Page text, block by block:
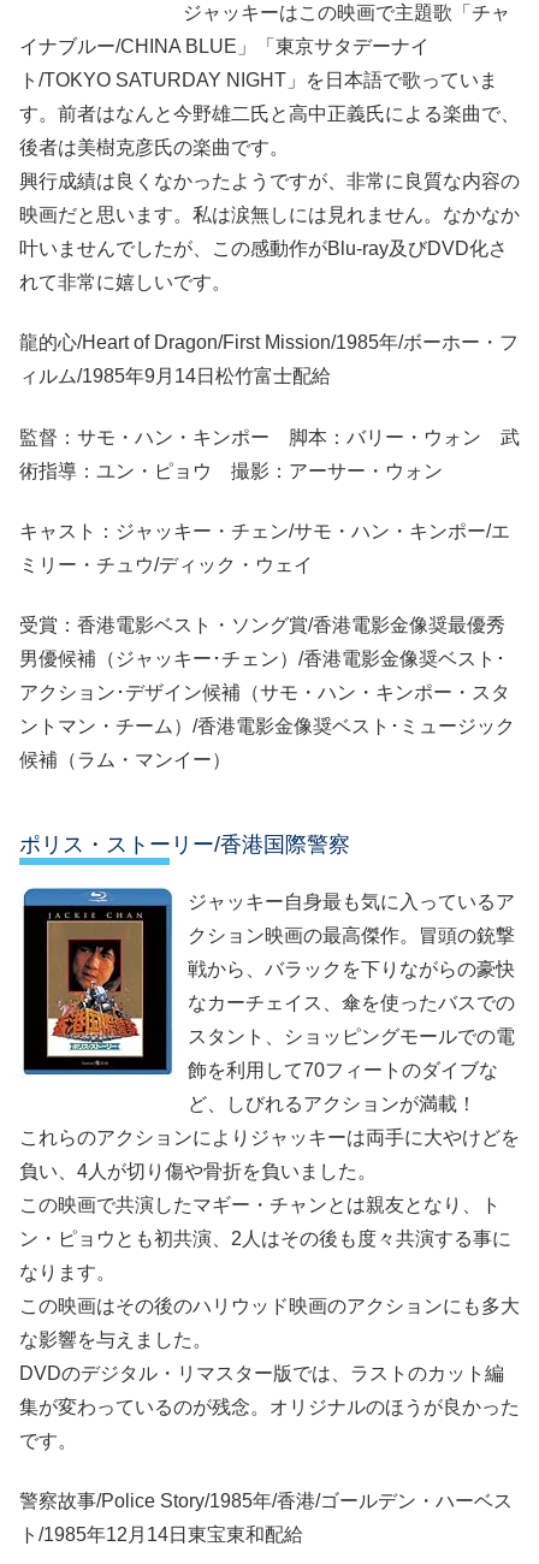
ジャッキーはこの映画で主題歌「チャ
イナブルー/CHINA BLUE」「東京サタデーナイ
ト/TOKYO SATURDAY NIGHT」を日本語で歌っていま
す。前者はなんと今野雄二氏と高中正義氏による楽曲で、
後者は美樹克彦氏の楽曲です。
興行成績は良くなかったようですが、非常に良質な内容の
映画だと思います。私は涙無しには見れません。なかなか
叶いませんでしたが、この感動作がBlu-ray及びDVD化さ
れて非常に嬉しいです。
龍的心/Heart of Dragon/First Mission/1985年/ボーホー・フ
ィルム/1985年9月14日松竹富士配給
監督：サモ・ハン・キンポー 脚本：バリー・ウォン 武
術指導：ユン・ピョウ 撮影：アーサー・ウォン
キャスト：ジャッキー・チェン/サモ・ハン・キンポー/エ
ミリー・チュウ/ディック・ウェイ
受賞：香港電影ベスト・ソング賞/香港電影金像奨最優秀
男優候補（ジャッキー･チェン）/香港電影金像奨ベスト･
アクション･デザイン候補（サモ・ハン・キンポー・スタ
ントマン・チーム）/香港電影金像奨ベスト･ミュージック
候補（ラム・マンイー）
ポリス・ストーリー/香港国際警察
ジャッキー自身最も気に入っているア
クション映画の最高傑作。冒頭の銃撃
戦から、バラックを下りながらの豪快
なカーチェイス、傘を使ったバスでの
スタント、ショッピングモールでの電
飾を利用して70フィートのダイブな
ど、しびれるアクションが満載！
これらのアクションによりジャッキーは両手に大やけどを
負い、4人が切り傷や骨折を負いました。
この映画で共演したマギー・チャンとは親友となり、ト
ン・ピョウとも初共演、2人はその後も度々共演する事に
なります。
この映画はその後のハリウッド映画のアクションにも多大
な影響を与えました。
DVDのデジタル・リマスター版では、ラストのカット編
集が変わっているのが残念。オリジナルのほうが良かった
です。
警察故事/Police Story/1985年/香港/ゴールデン・ハーベス
ト/1985年12月14日東宝東和配給